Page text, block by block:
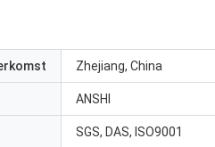
Zhejiang, China
ANSHI
SGS, DAS, ISO9001